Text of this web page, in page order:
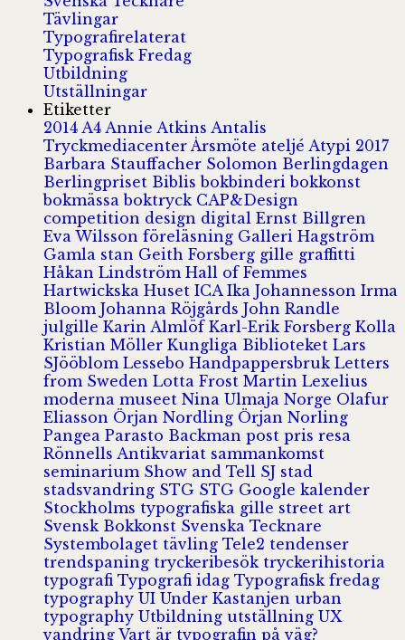
Tävlingar
Typografirelaterat
Typografisk Fredag
Utbildning
Utställningar
Etiketter
2014 A4 Annie Atkins Antalis
Tryckmediacenter Årsmöte ateljé Atypi 2017
Barbara Stauffacher Solomon Berlingdagen
Berlingpriset Biblisbokbinderibokkonst
bokmässaboktryck CAP&Design
competition design digital Ernst Billgren
Eva Wilsson föreläsning Galleri Hagström
Gamla stan Geith Forsberg gille graffitti
Håkan Lindström Hall of Femmes
Hartwickska Huset ICA Ika Johannesson Irma
Bloom Johanna Röjgårds John Randle
julgille Karin Almlöf Karl-Erik Forsberg Kolla
Kristian Möller Kungliga Biblioteket Lars
SJööblom Lessebo Handpappersbruk Letters
from Sweden Lotta Frost Martin Lexelius
moderna museet Nina Ulmaja Norge Olafur
Eliasson Örjan Nordling Örjan Norling
Pangea Parasto Backman post pris resa
Rönnells Antikvariat sammankomst
seminarium Show and Tell SJ stad
stadsvandring STG STG Google kalender
Stockholms typografiska gille street art
Svensk Bokkonst Svenska Tecknare
Systembolaget tävling Tele2 tendenser
trendspaning tryckeribesök tryckerihistoria
typografi Typografi idag Typografisk fredag
typography UI Under Kastanjen urban
typography Utbildning utställning UX
vandring Vart är typografin på väg?